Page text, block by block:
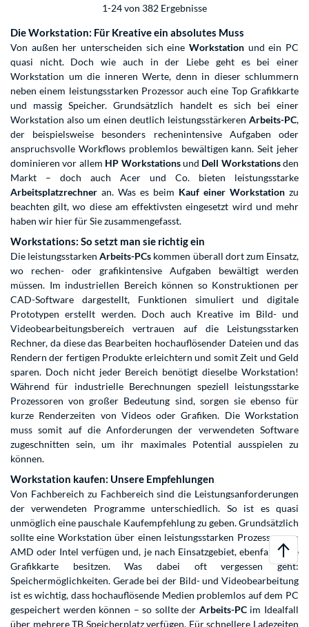
1-24 von 382 Ergebnisse
Die Workstation: Für Kreative ein absolutes Muss
Von außen her unterscheiden sich eine Workstation und ein PC
quasi nicht. Doch wie auch in der Liebe geht es bei einer
Workstation um die inneren Werte, denn in dieser schlummern
neben einem leistungsstarken Prozessor auch eine Top Grafikkarte
und massig Speicher. Grundsätzlich handelt es sich bei einer
Workstation also um einen deutlich leistungsstärkeren Arbeits-PC,
der beispielsweise besonders rechenintensive Aufgaben oder
anspruchsvolle Workflows problemlos bewältigen kann. Seit jeher
dominieren vor allem HP Workstationsund Dell Workstationsden
Markt – doch auch Acer und Co. bieten leistungsstarke
Arbeitsplatzrechner an. Was es beim Kauf einer Workstation zu
beachten gilt, wo diese am effektivsten eingesetzt wird und mehr
haben wir hier für Sie zusammengefasst.
Workstations: So setzt man sie richtig ein
Die leistungsstarkenArbeits-PCs kommen überall dort zum Einsatz,
wo rechen- oder grafikintensive Aufgaben bewältigt werden
müssen. Im industriellen Bereich können so Konstruktionen per
CAD-Software dargestellt, Funktionen simuliert und digitale
Prototypen erstellt werden. Doch auch Kreative im Bild- und
Videobearbeitungsbereich vertrauen auf die Leistungsstarken
Rechner, da diese das Bearbeiten hochauflösender Dateien und das
Rendern der fertigen Produkte erleichtern und somit Zeit und Geld
sparen. Doch nicht jeder Bereich benötigt dieselbe Workstation!
Während für industrielle Berechnungen speziell leistungsstarke
Prozessoren von großer Bedeutung sind, sorgen sie ebenso für
kurze Renderzeiten von Videos oder Grafiken. Die Workstation
muss somit auf die Anforderungen der verwendeten Software
zugeschnitten sein, um ihr maximales Potential ausspielen zu
können.
Workstation kaufen: Unsere Empfehlungen
Von Fachbereich zu Fachbereich sind die Leistungsanforderungen
der verwendeten Programme unterschiedlich. So ist es quasi
unmöglich eine pauschale Kaufempfehlung zu geben. Grundsätzlich
sollte eine Workstation über einen leistungsstarken Prozessor von
AMD oder Intel verfügen und, je nach Einsatzgebiet, ebenfalls eine
Grafikkarte besitzen. Was dabei oft vergessen geht:
Speichermöglichkeiten. Gerade bei der Bild- und Videobearbeitung
ist es wichtig, dass hochauflösende Medien problemlos auf dem PC
gespeichert werden können – so sollte der Arbeits-PCim Idealfall
über mehrere TB Speicherplatz verfügen. Für schnellere Ladezeiten